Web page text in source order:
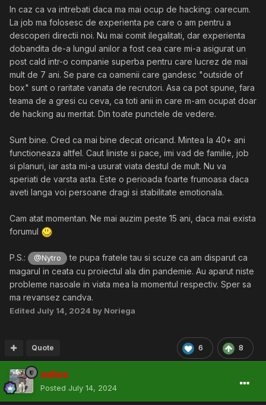
In caz ca va intrebati daca ma mai ocup de hacking: oarecum.
La job ma folosesc de experienta pe care o am pentru a
descoperi directii noi. Nu mai comit ilegalitati, dar experienta
dobandita de-a lungul anilor a fost cea care mi-a asigurat un
post cald intr-o companie superba pentru care lucrez de mai
mult de 7 ani. Se pare ca oamenii care gandesc "outside of
box" sunt o raritate vanata de recrutori. Asa ca pot spune, fara
teama de a gresi cu ceva, ca toti anii in care m-am ocupat doar
de hacking au meritat. Din toate punctele de vedere.
Sunt bine. Cred ca mai bine decat oricand. Mintea la 40+ ani
functioneaza altfel. Caut liniste si pace, imi vad de familie, job
si planuri, iar asta mi-a usurat viata destul de mult. Nu va
speriati de varsta asta. Este o perioada foarte frumoasa daca
aveti langa voi persoane dragi si stabilitate emotionala.
Cam atat momentan. Ne mai auzim peste 15 ani, daca mai exista
forumul
P.S.: @Nytro
te pupa fratele tau si scuze ca am disparut ca
magarul in ceata cu proiectul ala din pandemie. Au aparut niste
probleme nasoale in viata mea la momentul respectiv. Sper sa
ma revansez candva.
Edited July 14, 2024 by Noriega
6 8
Quote
aelius
Posted July 14, 2024